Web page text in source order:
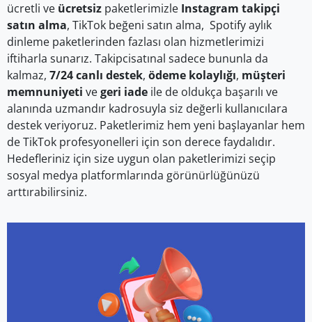
ücretli ve ücretsiz paketlerimizle Instagram takipçi
satın alma, TikTok beğeni satın alma, Spotify aylık
dinleme paketlerinden fazlası olan hizmetlerimizi
iftiharla sunarız. Takipcisatınal sadece bununla da
kalmaz, 7/24 canlı destek, ödeme kolaylığı, müşteri
memnuniyeti vegeri iade ile de oldukça başarılı ve
alanında uzmandır kadrosuyla siz değerli kullanıcılara
destek veriyoruz. Paketlerimiz hem yeni başlayanlar hem
de TikTok profesyonelleri için son derece faydalıdır.
Hedefleriniz için size uygun olan paketlerimizi seçip
sosyal medya platformlarında görünürlüğünüzü
arttırabilirsiniz.